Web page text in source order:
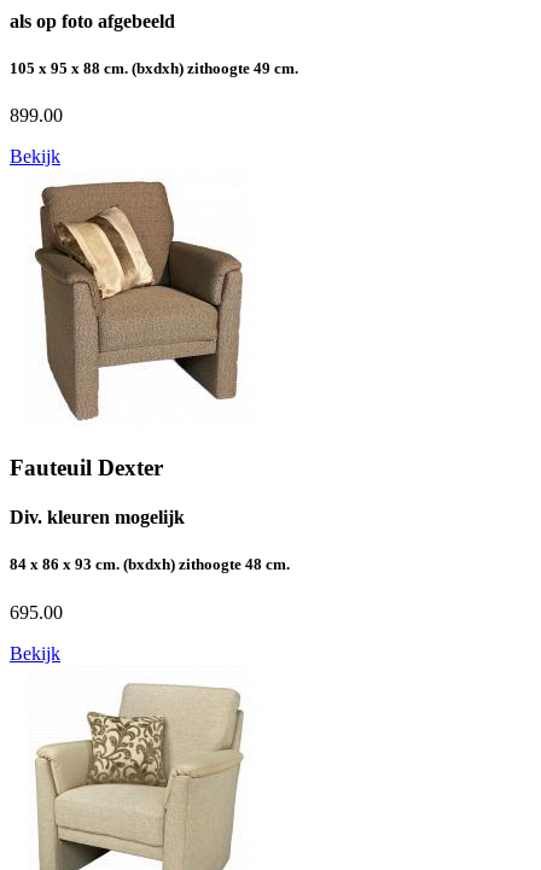
als op foto afgebeeld
105 x 95 x 88 cm. (bxdxh) zithoogte 49 cm.
899.00
Bekijk
Fauteuil Dexter
Div. kleuren mogelijk
84 x 86 x 93 cm. (bxdxh) zithoogte 48 cm.
695.00
Bekijk